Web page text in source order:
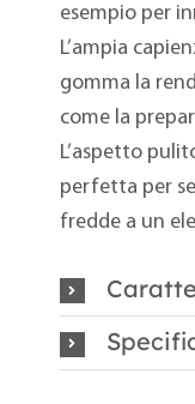
esempio per
L’ampia
gomma la
come la
L’aspetto
perfetta per
fredde a un